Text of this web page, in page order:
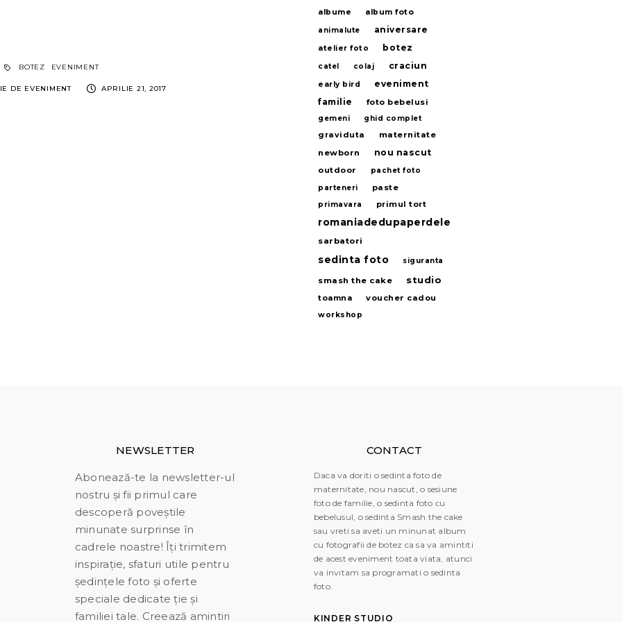
BOTEZ EVENIMENT
DE EVENIMENT APRILIE 21, 2017
albume
album foto
animalute
aniversare
atelier foto botez
catel colaj craciun
early bird
eveniment
familie
foto bebelusi
gemeni ghid complet
graviduta
maternitate
newborn
nou nascut
outdoor
pachet foto
parteneri
paste
primavara primul tort
romaniadedupaperdele
sarbatori
sedinta foto siguranta
smash the cake studio
toamna voucher cadou
workshop
NEWSLETTER
Abonează-te la newsletter-ul
nostru și fii primul care
descoperă poveștile
minunate surprinse în
cadrele noastre! Îți trimitem
inspirație, sfaturi utile pentru
ședințele foto și oferte
speciale dedicate ție și
familiei tale. Creează amintiri
CONTACT
Daca va doriti o sedinta foto de
maternitate, nou nascut, o sesiune
foto de familie, o sedinta foto cu
bebelusul, o sedinta Smash the cake
sau vreti sa aveti un minunat album
cu fotografii de botez ca sa va amintiti
de acest eveniment toata viata, atunci
va invitam sa programati o sedinta
foto.
KINDER STUDIO